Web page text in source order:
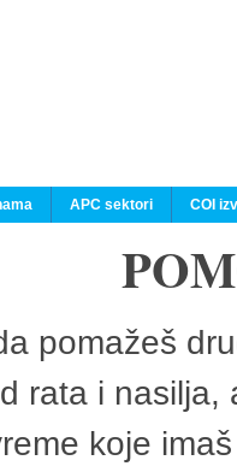
APC sektori COI
pomažeš
rata i
koje